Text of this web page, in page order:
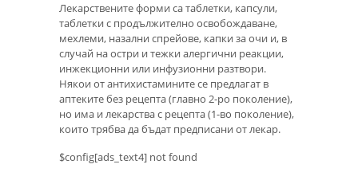
Лекарствените форми са таблетки, капсули,
таблетки с продължително освобождаване,
мехлеми, назални спрейове, капки за очи и, в
случай на остри и тежки алергични реакции,
инжекционни или инфузионни разтвори.
Някои от антихистамините се предлагат в
аптеките без рецепта (главно 2-ро поколение),
но има и лекарства с рецепта (1-во поколение),
които трябва да бъдат предписани от лекар.
$config[ads_text4] not found